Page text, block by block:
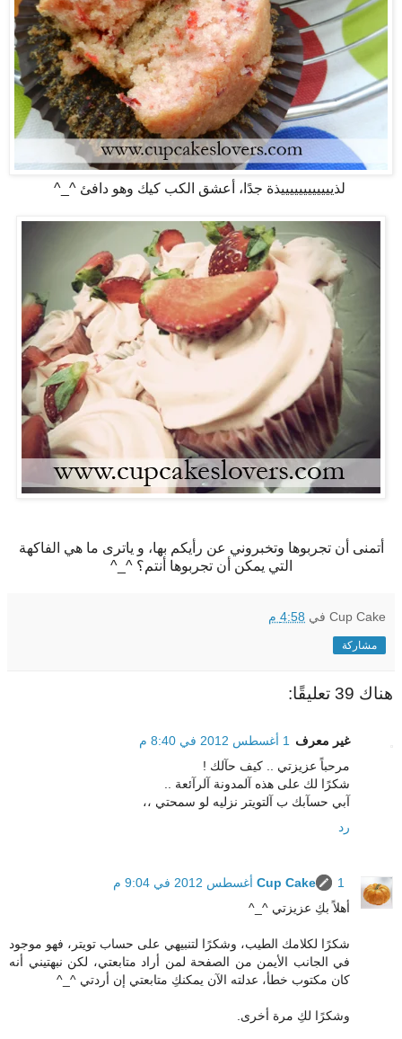
لذييييييييييييذة جدًا، أعشق الكب كيك وهو دافئ ^_^
أتمنى أن تجربوها وتخبروني عن رأيكم بها، و ياترى ما هي الفاكهة
التي يمكن أن تجربوها أنتم؟ ^_^
Cup Cake في 4:58 م
مشاركة
هناك 39 تعليقًا:
غير معرف
1 أغسطس 2012 في 8:40 م
مرحباً عزيزتي .. كيف حآلك !
شكرًا لك على هذه آلمدونة آلرآئعة ..
آبي حسآبك ب آلتويتر نزليه لو سمحتي ،،
رد
Cup Cake
1 أغسطس 2012 في 9:04 م
أهلاً بكِ عزيزتي ^_^
شكرًا لكلامك الطيب، وشكرًا لتنبيهي على حساب تويتر، فهو موجود
في الجانب الأيمن من الصفحة لمن أراد متابعتي، لكن نبهتيني أنه
كان مكتوب خطأ، عدلته الآن يمكنكِ متابعتي إن أردتي ^_^
وشكرًا لكِ مرة أخرى.